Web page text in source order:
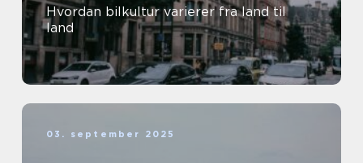
Hvordan bilkultur varierer fra land til
land
03. september 2025